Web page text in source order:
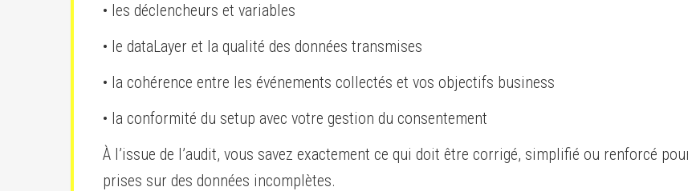
• les déclencheurs et variables
• le dataLayer et la qualité des données transmises
• la cohérence entre les événements collectés et vos objectifs business
• la conformité du setup avec votre gestion du consentement
À l’issue de l’audit, vous savez exactement ce qui doit être corrigé, simplifié ou renforcé
prises sur des données incomplètes.